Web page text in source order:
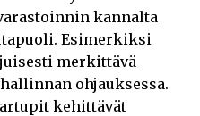
kannalta
Esimerkiksi
merkittävä
ohjauksessa.
kehittävät